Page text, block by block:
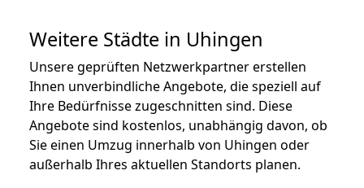
Weitere Städte in Uhingen
Unsere geprüften Netzwerkpartner erstellen
Ihnen unverbindliche Angebote, die speziell auf
Ihre Bedürfnisse zugeschnitten sind. Diese
Angebote sind kostenlos, unabhängig davon, ob
Sie einen Umzug innerhalb von Uhingen oder
außerhalb Ihres aktuellen Standorts planen.